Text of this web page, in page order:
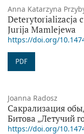
Anna Katarzyna
Deterytorializacja
Jurija Mamlejewa
https://doi.org/
PDF
Joanna Radosz
Сакрализация
Битова „Летучий
https://doi.org/